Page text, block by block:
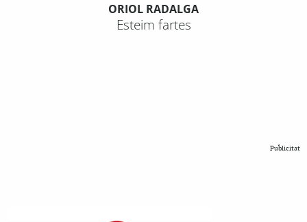
ORIOL RADALGA
Esteim fartes
Publicitat